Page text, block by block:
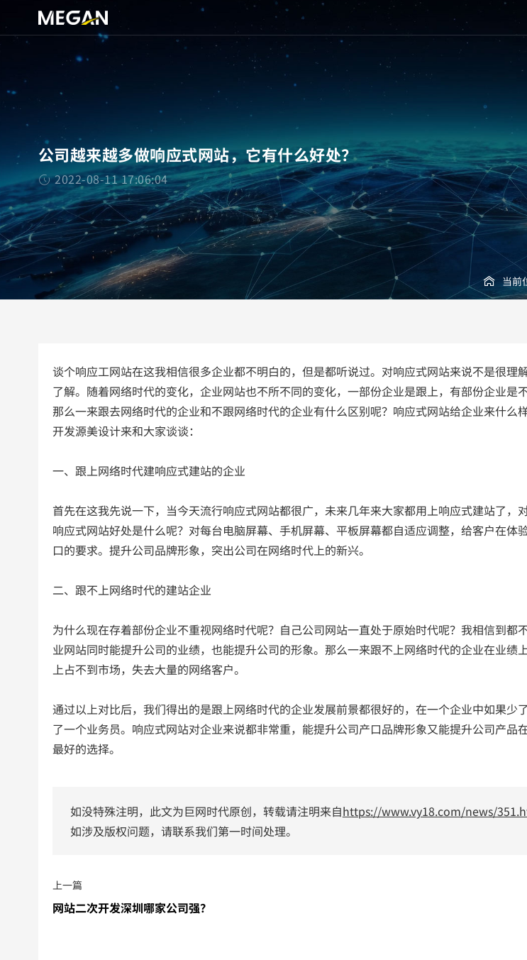
公司越来越多做响应式网站，它有什么好处？
2022-08-11 17:06:04
当前
谈个响应工网站在这我相信很多企业都不明白的，但是都听说过。对响应式网站来说不是很理
了解。随着网络时代的变化，企业网站也不所不同的变化，一部份企业是跟上，有部份企业是
那么一来跟去网络时代的企业和不跟网络时代的企业有什么区别呢？响应式网站给企业来什么
开发源美设计来和大家谈谈：
一、跟上网络时代建响应式建站的企业
首先在这我先说一下，当今天流行响应式网站都很广，未来几年来大家都用上响应式建站了，
响应式网站好处是什么呢？对每台电脑屏幕、手机屏幕、平板屏幕都自适应调整，给客户在体
口的要求。提升公司品牌形象，突出公司在网络时代上的新兴。
二、跟不上网络时代的建站企业
为什么现在存着部份企业不重视网络时代呢？自己公司网站一直处于原始时代呢？我相信到都
业网站同时能提升公司的业绩，也能提升公司的形象。那么一来跟不上网络时代的企业在业绩
上占不到市场，失去大量的网络客户。
通过以上对比后，我们得出的是跟上网络时代的企业发展前景都很好的，在一个企业中如果少
了一个业务员。响应式网站对企业来说都非常重，能提升公司产口品牌形象又能提升公司产品
最好的选择。
如没特殊注明，此文为巨网时代原创，转载请注明来自https://www.vy18.com/news/
如涉及版权问题，请联系我们第一时间处理。
上一篇
网站二次开发深圳哪家公司强？